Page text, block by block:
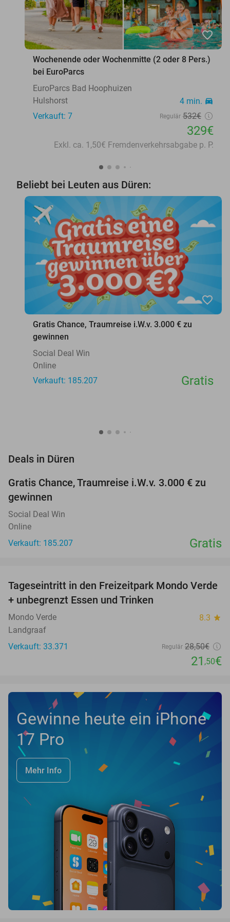
favorite_border
Wochenende oder Wochenmitte (2 oder 8 Pers.)
bei EuroParcs
EuroParcs Bad Hoophuizen
Hulshorst
4 min. directions_car
Verkauft: 7 Regulär 532€
329€
Exkl. ca. 1,50€ Fremdenverkehrsabgabe p. P.
Beliebt bei Leuten aus Düren:
favorite_border
Gratis Chance, Traumreise i.W.v. 3.000 € zu
gewinnen
Social Deal Win
Online
Verkauft: 185.207
Gratis
Deals in Düren
Gratis Chance, Traumreise i.W.v. 3.000 € zu
gewinnen
Social Deal Win
Online
Verkauft: 185.207
Gratis
25%
Tageseintritt in den Freizeitpark Mondo Verde
+ unbegrenzt Essen und Trinken
Mondo Verde 8.3 star
Landgraaf
Verkauft: 33.371
Regulär 28,50€
21 ,50€
Gewinne heute ein iPhone
17 Pro
Mehr Info